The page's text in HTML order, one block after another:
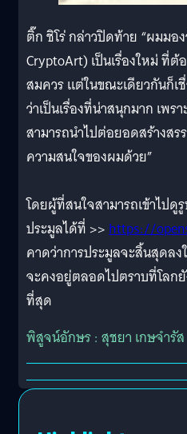
ติ๊ก ชิโร่ กล่าวปิดท้าย “ผมมอ
CryptoArt) เป็นเรื่องใหม่ ที่ต้
สมควร แต่ในขณะเดียวกันก็เ
ว่าเป็นเรื่องที่น่าสนุกมาก เพ
สามารถนำไปต่อยอดสร้างส
ความสนใจของผมด้วย”
โดยผู้ที่สนใจสามารถเข้าไปดู
ประมูลได้ที่ >>https://
คาดว่าการประมูลจะสิ้นสุดลง
จะคงอยู่ตลอดไปตราบที่โลก
ที่สุด
พิสูจน์อักษร : สุชยา เกษจำรัส